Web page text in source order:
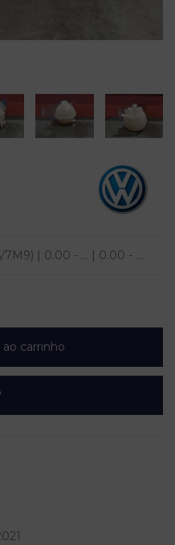
| 0.00 - ... | 0.00 - ...
carrinho